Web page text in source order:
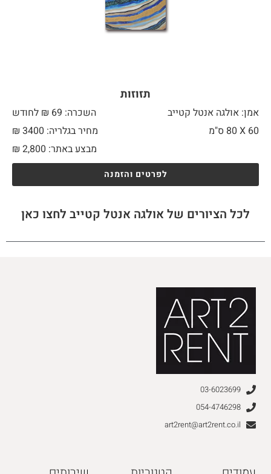
תזוזות
אמן: אולגה אנטל קטייב
השכרה: 69 ₪ לחודש
60 X
מחיר בגלריה: 3400 ₪
מבצע באתר:
₪ 2,800
לפרטים והזמנה
לכל הציורים של אולגה אנטל קטייב לחצו כאן
03-6023699
054-4746298
art2rent@art2rent.co.il